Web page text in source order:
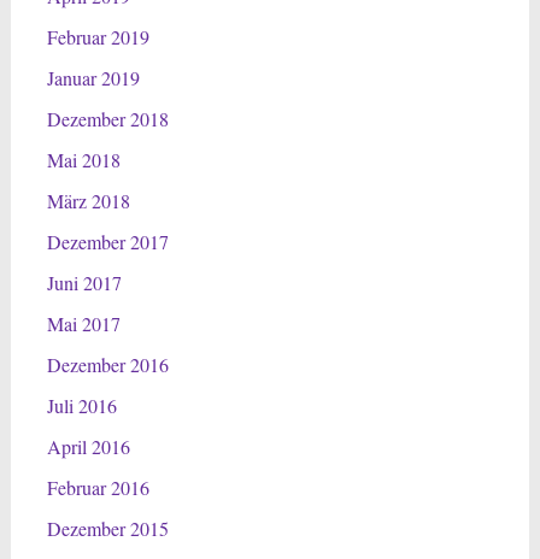
Februar 2019
Januar 2019
Dezember 2018
Mai 2018
März 2018
Dezember 2017
Juni 2017
Mai 2017
Dezember 2016
Juli 2016
April 2016
Februar 2016
Dezember 2015